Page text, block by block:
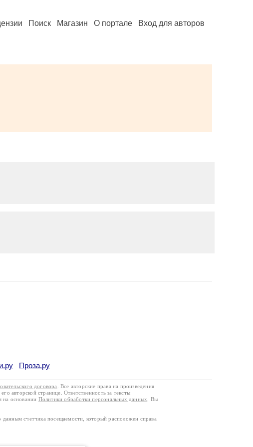
Поиск Магазин О портале Вход для авторов
Проза.ру
договора
. Все авторские права на произведения
авторской странице. Ответственность за тексты
на основании Политики обработки персональных данных
. Вы
счетчика посещаемости, который расположен справа